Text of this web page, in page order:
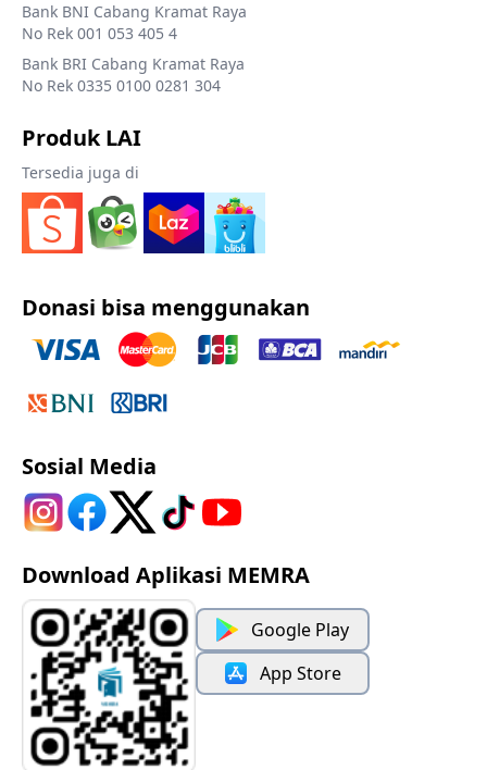
Bank BNI Cabang Kramat Raya
No Rek 001 053 405 4
Bank BRI Cabang Kramat Raya
No Rek 0335 0100 0281 304
Produk LAI
Tersedia juga di
Donasi bisa menggunakan
Sosial Media
Download Aplikasi MEMRA
Google Play
App Store